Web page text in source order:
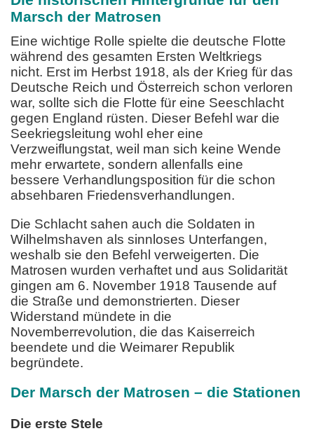
Marsch der Matrosen
Eine wichtige Rolle spielte die deutsche Flotte
während des gesamten Ersten Weltkriegs
nicht. Erst im Herbst 1918, als der Krieg für das
Deutsche Reich und Österreich schon verloren
war, sollte sich die Flotte für eine Seeschlacht
gegen England rüsten. Dieser Befehl war die
Seekriegsleitung wohl eher eine
Verzweiflungstat, weil man sich keine Wende
mehr erwartete, sondern allenfalls eine
bessere Verhandlungsposition für die schon
absehbaren Friedensverhandlungen.
Die Schlacht sahen auch die Soldaten in
Wilhelmshaven als sinnloses Unterfangen,
weshalb sie den Befehl verweigerten. Die
Matrosen wurden verhaftet und aus Solidarität
gingen am 6. November 1918 Tausende auf
die Straße und demonstrierten. Dieser
Widerstand mündete in die
Novemberrevolution, die das Kaiserreich
beendete und die Weimarer Republik
begründete.
Der Marsch der Matrosen – die Stationen
Die erste Stele